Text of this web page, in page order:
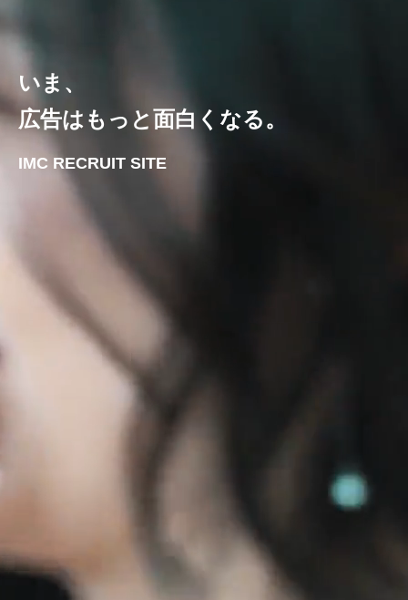
いま、
広告はもっと面白くなる。
IMC RECRUIT SITE